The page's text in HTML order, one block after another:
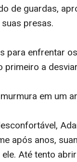
de guardas,
presas.
para enfrentar
primeiro a
em um
após anos,
Até tento